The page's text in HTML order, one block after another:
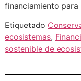
financiamiento para
Etiquetado
ecosistemas,
sostenible de